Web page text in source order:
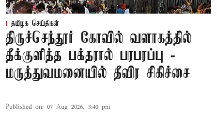
தமிழக செய்திகள்
திருச்செந்தூர் கோவில் வளாகத்தில்
தீக்குளித்த பக்தரால் பரபரப்பு -
மருத்துவமனையில் தீவிர சிகிச்சை
Published on: 07 Aug 2026, 3:40 pm